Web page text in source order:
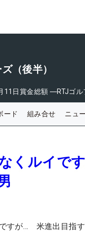
（後半）
11日賞金総額 ―RTJゴ
ード 組み合せ ニュ
くルイで
すが… 米進出目指